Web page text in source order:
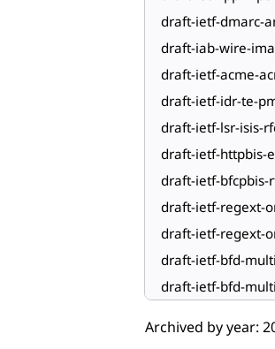
draft-ietf-dmarc-
draft-iab-wire-
draft-ietf-acme-
draft-ietf-idr-te-
draft-ietf-lsr-isis-
draft-ietf-httpbis-
draft-ietf-bfcpbis-
draft-ietf-regext-
draft-ietf-regext-
draft-ietf-bfd-
draft-ietf-bfd-
Archived by year: